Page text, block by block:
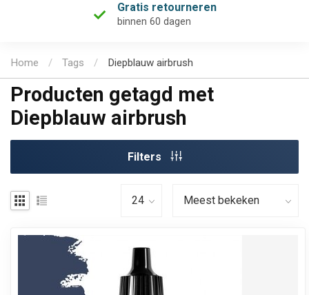
Gratis retourneren
binnen 60 dagen
Home / Tags / Diepblauw airbrush
Producten getagd met
Diepblauw airbrush
Filters